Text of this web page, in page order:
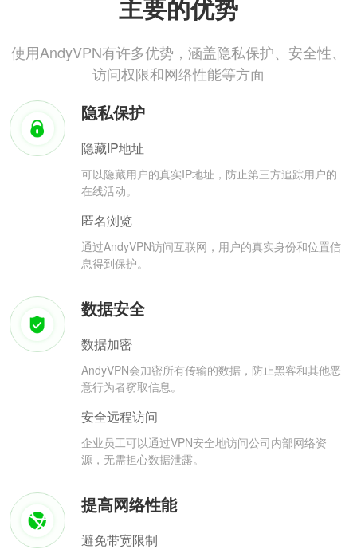
主要的优势
使用AndyVPN有许多优势，涵盖隐私保护、安全性、
访问权限和网络性能等方面
隐私保护
隐藏IP地址
可以隐藏用户的真实IP地址，防止第三方追踪用户的
在线活动。
匿名浏览
通过AndyVPN访问互联网，用户的真实身份和位置信
息得到保护。
数据安全
数据加密
AndyVPN会加密所有传输的数据，防止黑客和其他恶
意行为者窃取信息。
安全远程访问
企业员工可以通过VPN安全地访问公司内部网络资
源，无需担心数据泄露。
提高网络性能
避免带宽限制